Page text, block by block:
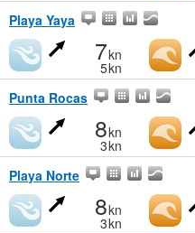
Playa Yaya
7kn
5kn
Punta Rocas
8kn
3kn
Playa Norte
8kn
3kn